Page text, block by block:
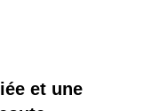
et une